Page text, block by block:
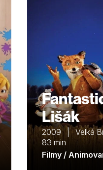
Lišák
2009 | Velká
83 min
Filmy /